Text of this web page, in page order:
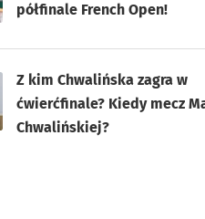
półfinale French Open!
Z kim Chwalińska zagra w
ćwierćfinale? Kiedy mecz
Chwalińskiej?